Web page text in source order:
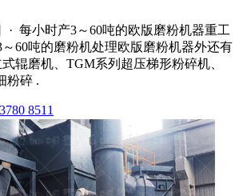
· 每小时产3～60吨的欧版磨粉机器重工
60吨的磨粉机处理欧版磨粉机器外还有
辊磨机、TGM系列超压梯形粉碎机、
粉碎 .
8511